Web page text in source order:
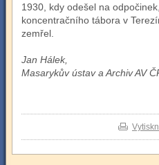
1930, kdy odešel na
koncentračního tábora v
zemřel.
Jan Hálek,
Masarykův ústav a Archiv AV